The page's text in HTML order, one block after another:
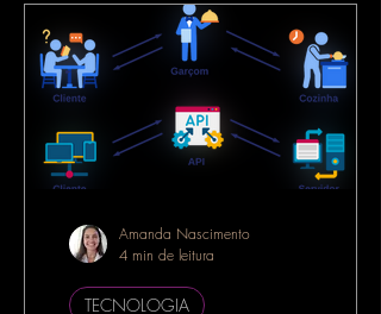
TECNOLOGIA
Amanda Nascimento
4 min de leitura